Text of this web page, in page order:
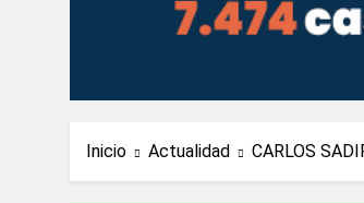
Inicio Actualidad CARLOS